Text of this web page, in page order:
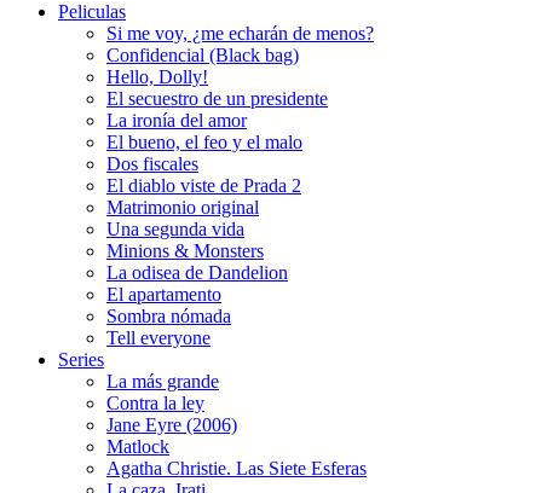
Peliculas
Si me voy, ¿me echarán de menos?
Confidencial (Black bag)
Hello, Dolly!
El secuestro de un presidente
La ironía del amor
El bueno, el feo y el malo
Dos fiscales
El diablo viste de Prada 2
Matrimonio original
Una segunda vida
Minions & Monsters
La odisea de Dandelion
El apartamento
Sombra nómada
Tell everyone
Series
La más grande
Contra la ley
Jane Eyre (2006)
Matlock
Agatha Christie. Las Siete Esferas